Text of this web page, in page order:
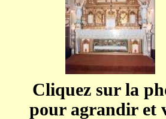
Cliquez sur la
pour agrandir et